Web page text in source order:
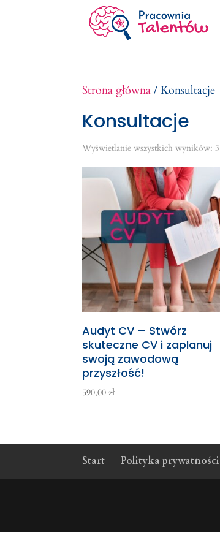
Strona główna / Konsultacje
Konsultacje
Wyświetlanie wszystkich wyników: 3
Audyt CV – Stwórz
skuteczne CV i zaplanuj
swoją zawodową
przyszłość!
590,00zł
Start Polityka prywatności